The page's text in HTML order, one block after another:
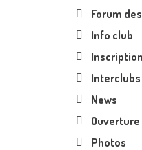
Forum
Info club
Inscription
Interclubs
News
Photos